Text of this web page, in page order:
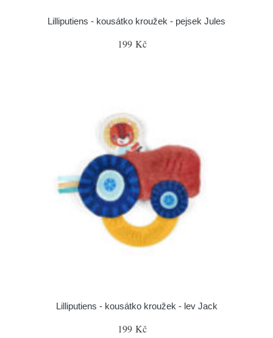
Lilliputiens - kousátko kroužek - pejsek Jules
199 Kč
Lilliputiens - kousátko kroužek - lev Jack
199 Kč